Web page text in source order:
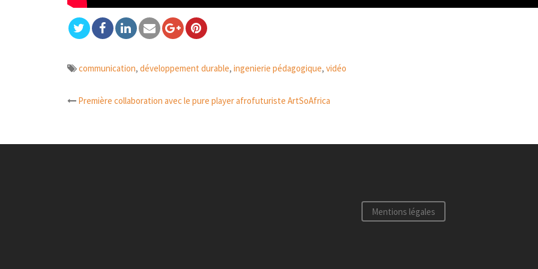
communication, développement durable, ingenierie pédagogique, vidéo
d’article
Première collaboration avec le pure player afrofuturiste ArtSoAfrica
Mentions légales